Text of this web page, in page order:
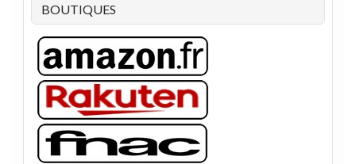
BOUTIQUES